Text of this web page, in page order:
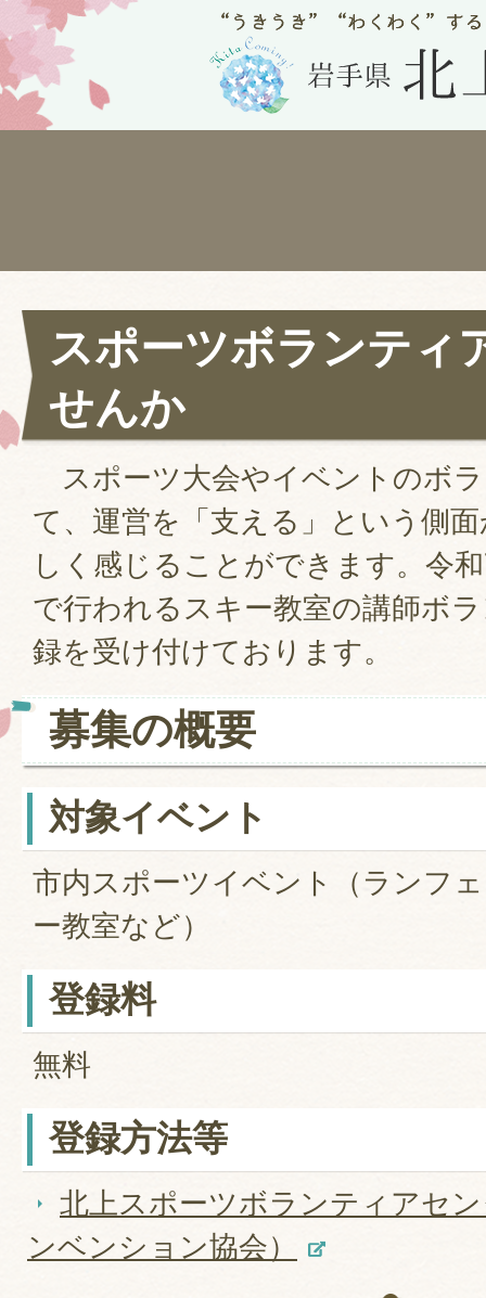
スポーツボランティ
せんか
スポーツ大会やイベントのボ
て、運営を「支える」という側
しく感じることができます。令
で行われるスキー教室の講師ボ
録を受け付けております。
募集の概要
対象イベント
市内スポーツイベント（ランフ
ー教室など）
登録料
無料
登録方法等
北上スポーツボランティアセ
ンベンション協会）